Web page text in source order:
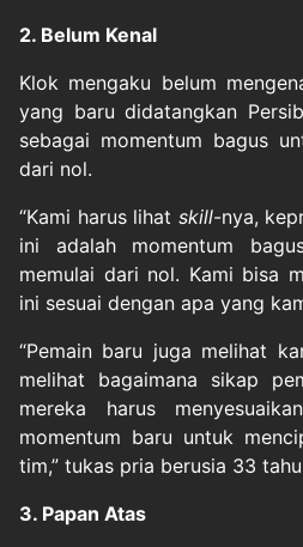
2. Belum Kenal
Klok mengaku belum
yang baru didatangkan
sebagai momentum bagus
dari nol.
“Kami harus lihat skill-nya,
ini adalah momentum
memulai dari nol. Kami bisa
ini sesuai dengan apa yang
“Pemain baru juga melihat
melihat bagaimana sikap
mereka harus
momentum baru untuk
tim,” tukas pria berusia 33
3. Papan Atas